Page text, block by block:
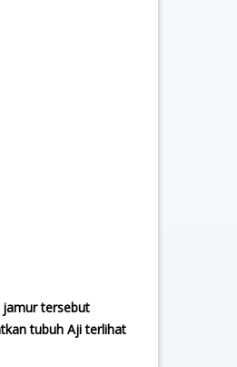
jamur tersebut
tubuh Aji terlihat